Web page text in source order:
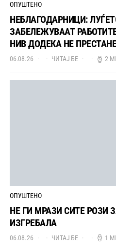
ОПУШТЕНО
НЕБЛАГОДАРНИЦИ:
ЗАБЕЛЕЖУВААТ
НИВ ДОДЕКА НЕ
06.08.26 ЧИТАЈ БЕ 2
ОПУШТЕНО
НЕ ГИ МРАЗИ СИТЕ РОЗИ
ИЗГРЕБАЛА
06.08.26 ЧИТАЈ БЕ 1